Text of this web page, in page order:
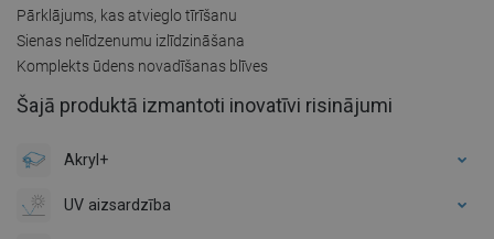
Pārklājums, kas atvieglo tīrīšanu
Sienas nelīdzenumu izlīdzināšana
Komplekts ūdens novadīšanas blīves
Šajā produktā izmantoti inovatīvi risinājumi
Akryl+
UV aizsardzība